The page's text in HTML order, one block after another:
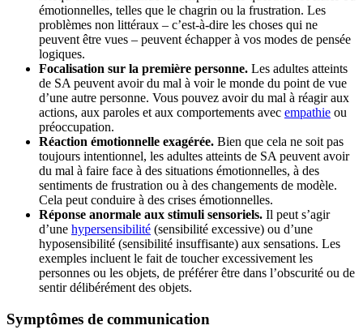
émotionnelles, telles que le chagrin ou la frustration. Les
problèmes non littéraux – c’est-à-dire les choses qui ne
peuvent être vues – peuvent échapper à vos modes de pensée
logiques.
Focalisation sur la première personne. Les adultes atteints
de SA peuvent avoir du mal à voir le monde du point de vue
d’une autre personne. Vous pouvez avoir du mal à réagir aux
actions, aux paroles et aux comportements avec empathie ou
préoccupation.
Réaction émotionnelle exagérée. Bien que cela ne soit pas
toujours intentionnel, les adultes atteints de SA peuvent avoir
du mal à faire face à des situations émotionnelles, à des
sentiments de frustration ou à des changements de modèle.
Cela peut conduire à des crises émotionnelles.
Réponse anormale aux stimuli sensoriels. Il peut s’agir
d’une hypersensibilité (sensibilité excessive) ou d’une
hyposensibilité (sensibilité insuffisante) aux sensations. Les
exemples incluent le fait de toucher excessivement les
personnes ou les objets, de préférer être dans l’obscurité ou de
sentir délibérément des objets.
Symptômes de communication